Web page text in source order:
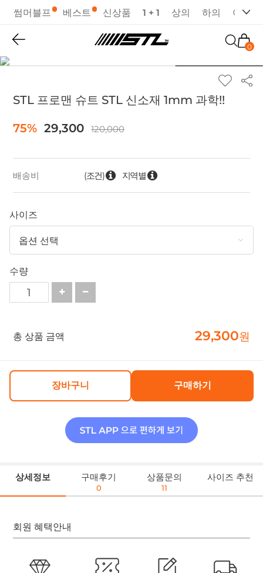
썸머블프 베스트 신상품 1 + 1 상의 하의 아우터
0
STL 프로맨 슈트 STL 신소재 1mm 과학!!
75% 29,300 120,000
배송비 (조건) 지역별
사이즈
수량
총 상품 금액 29,300원
장바구니 구매하기
상세정보 구매후기
0
상품문의
11
사이즈 추천
회원 혜택안내